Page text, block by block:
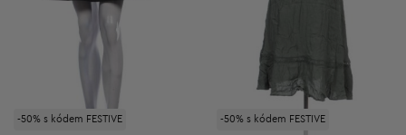
-50% s kódem FESTIVE -50% s kódem FESTIVE